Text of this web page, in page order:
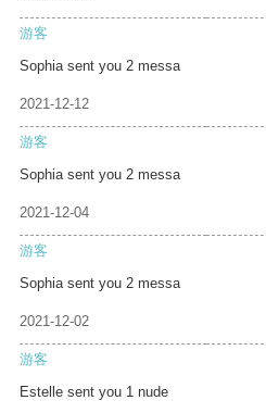
游客
Sophia sent you 2 messa
2021-12-12
游客
Sophia sent you 2 messa
2021-12-04
游客
Sophia sent you 2 messa
2021-12-02
游客
Estelle sent you 1 nude